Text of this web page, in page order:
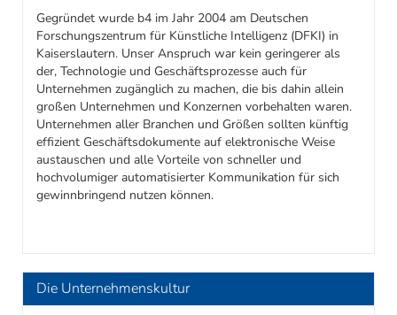
Gegründet wurde b4 im Jahr 2004 am Deutschen
Forschungszentrum für Künstliche Intelligenz (DFKI) in
Kaiserslautern. Unser Anspruch war kein geringerer als
der, Technologie und Geschäftsprozesse auch für
Unternehmen zugänglich zu machen, die bis dahin allein
großen Unternehmen und Konzernen vorbehalten waren.
Unternehmen aller Branchen und Größen sollten künftig
effizient Geschäftsdokumente auf elektronische Weise
austauschen und alle Vorteile von schneller und
hochvolumiger automatisierter Kommunikation für sich
gewinnbringend nutzen können.
Die Unternehmenskultur